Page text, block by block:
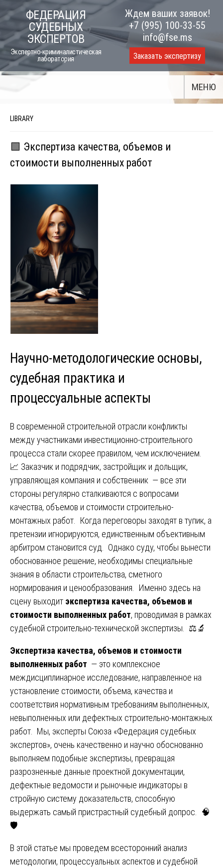
to
content
ФЕДЕРАЦИЯ
СУДЕБНЫХ
ЭКСПЕРТОВ
Экспертно-криминалистическая
лаборатория
Ждем ваших заявок!
+7 (995) 100-33-55
info@fse.ms
Заказать экспертизу
МЕНЮ
LIBRARY
🟩 Экспертиза качества, объемов и
стоимости выполненных работ
Научно-методологические основы,
судебная практика и
процессуальные аспекты
В современной строительной отрасли конфликты
между участниками инвестиционно-строительного
процесса стали скорее правилом, чем исключением.
📈 Заказчик и подрядчик, застройщик и дольщик,
управляющая компания и собственник — все эти
стороны регулярно сталкиваются с вопросами
качества, объемов и стоимости строительно-
монтажных работ. Когда переговоры заходят в тупик, а
претензии игнорируются, единственным объективным
арбитром становится суд. Однако суду, чтобы вынести
обоснованное решение, необходимы специальные
знания в области строительства, сметного
нормирования и ценообразования. Именно здесь на
сцену выходит экспертиза качества, объемов и
стоимости выполненных работ, проводимая в рамках
судебной строительно-технической экспертизы. ⚖️🔬
Экспертиза качества, объемов и стоимости
выполненных работ — это комплексное
междисциплинарное исследование, направленное на
установление стоимости, объема, качества и
соответствия нормативным требованиям выполненных,
невыполненных или дефектных строительно-монтажных
работ. Мы, эксперты Союза «Федерация судебных
экспертов», очень качественно и научно обоснованно
выполняем подобные экспертизы, превращая
разрозненные данные проектной документации,
дефектные ведомости и рыночные индикаторы в
стройную систему доказательств, способную
выдержать самый пристрастный судебный допрос. 🧠
🛡️
В этой статье мы проведем всесторонний анализ
методологии, процессуальных аспектов и судебной